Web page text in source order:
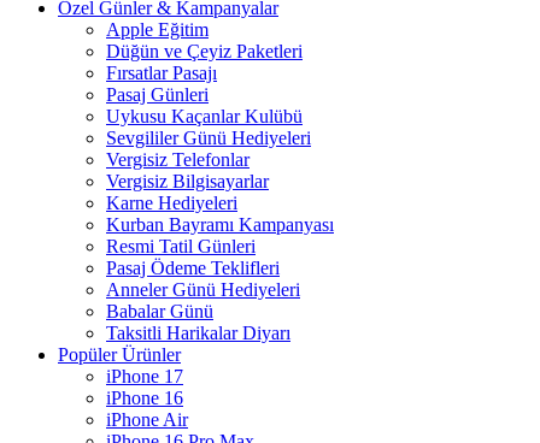
Özel Günler & Kampanyalar
Apple Eğitim
Düğün ve Çeyiz Paketleri
Fırsatlar Pasajı
Pasaj Günleri
Uykusu Kaçanlar Kulübü
Sevgililer Günü Hediyeleri
Vergisiz Telefonlar
Vergisiz Bilgisayarlar
Karne Hediyeleri
Kurban Bayramı Kampanyası
Resmi Tatil Günleri
Pasaj Ödeme Teklifleri
Anneler Günü Hediyeleri
Babalar Günü
Taksitli Harikalar Diyarı
Popüler Ürünler
iPhone 17
iPhone 16
iPhone Air